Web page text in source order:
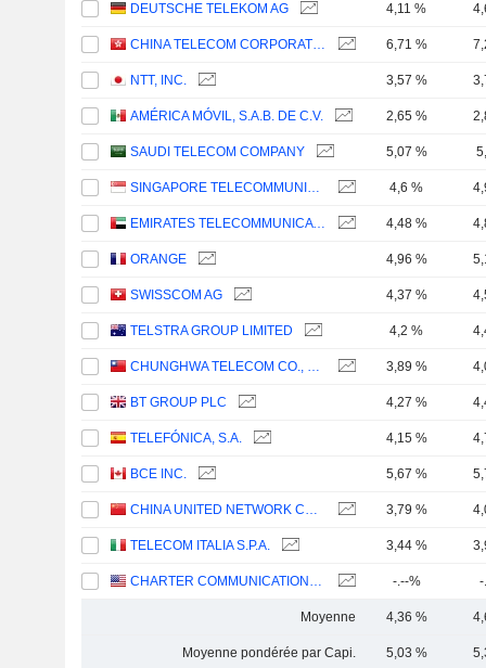
DEUTSCHE TELEKOM AG 4,11 %
CHINA TELECOM CORPORATION LIMITED 6,71 %
NTT, INC. 3,57 %
AMÉRICA MÓVIL, S.A.B. DE C.V. 2,65 %
SAUDI TELECOM COMPANY 5,07 %
SINGAPORE TELECOMMUNICATIONS LIMITED 4,6 %
EMIRATES TELECOMMUNICATIONS GROUP COMPANY 4,48 %
ORANGE 4,96 %
SWISSCOM AG 4,37 %
TELSTRA GROUP LIMITED 4,2 %
CHUNGHWA TELECOM CO., LTD. 3,89 %
BT GROUP PLC 4,27 %
TELEFÓNICA, S.A. 4,15 %
BCE INC. 5,67 %
CHINA UNITED NETWORK COMMUNICATIONS LIMITED 3,79 %
TELECOM ITALIA S.P.A. 3,44 %
CHARTER COMMUNICATIONS, INC. -.--% -
Moyenne 4,36 %
Moyenne pondérée par Capi. 5,03 %